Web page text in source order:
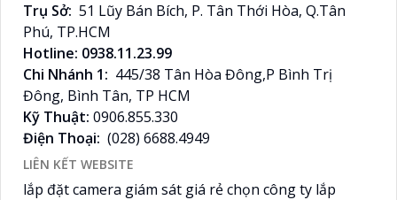
Trụ Sở: 51 Lũy Bán Bích, P. Tân Thới Hòa, Q.Tân
Phú, TP.HCM
Hotline: 0938.11.23.99
Chi Nhánh 1: 445/38 Tân Hòa Đông,P Bình Trị
Đông, Bình Tân, TP HCM
Kỹ Thuật: 0906.855.330
Điện Thoại: (028) 6688.4949
LIÊN KẾT WEBSITE
lắp đặt camera giám sát giá rẻ chọn công ty lắp